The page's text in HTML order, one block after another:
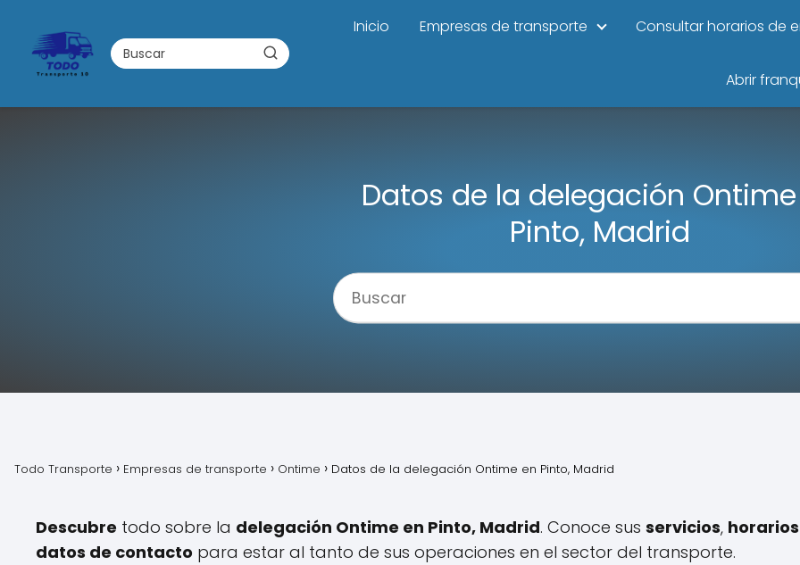
Inicio Empresas de transporte Consultar horarios de
Abrir
Datos de la delegación
Pinto, Madrid
Todo Transporte Empresas de transporte Ontime Datos de la delegación Ontime en Pinto, Madrid
Descubre todo sobre la delegación Ontime en Pinto, Madrid. Conoce sus servicios, horarios
datos de contacto para estar al tanto de sus operaciones en el sector del transporte.